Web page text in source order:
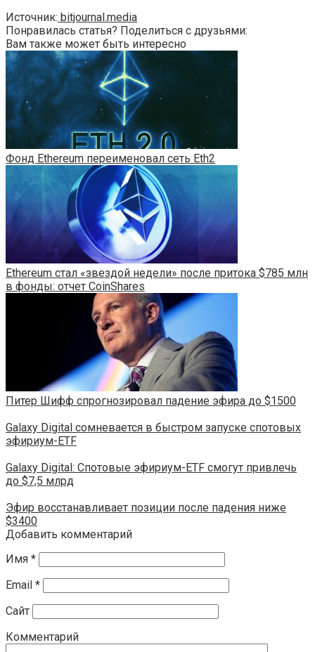
Источник: bitjournal.media
Понравилась статья? Поделиться с друзьями:
Вам также может быть интересно
Фонд Ethereum переименовал сеть Eth2
Ethereum стал «звездой недели» после притока $785 млн
в фонды: отчет CoinShares
Питер Шифф спрогнозировал падение эфира до $1500
Galaxy Digital сомневается в быстром запуске спотовых
эфириум-ETF
Galaxy Digital: Спотовые эфириум-ETF смогут привлечь
до $7,5 млрд
Эфир восстанавливает позиции после падения ниже
$3400
Добавить комментарий
Имя *
Email *
Сайт
Комментарий